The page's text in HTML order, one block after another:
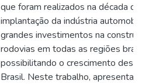
que foram realizados na década
implantação da indústria
grandes investimentos na
rodovias em todas as regiões
possibilitando o crescimento
Brasil. Neste trabalho, apresenta-